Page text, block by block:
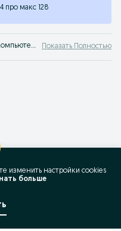
про макс 128
Продажа периферии и аксессуаров для компьютера Алматинская область. На сервисе объявлений OLX Алматинская область легко и быстро можно купить другую компьютерную технику б/у. Покупай лучшие аксессуары для компьютеров на OLX! Показать Полностью
изменить настройки cookies
больше